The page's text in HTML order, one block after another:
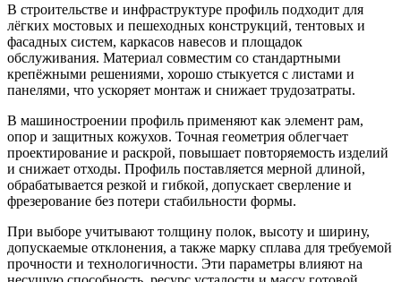
В строительстве и инфраструктуре профиль подходит для
лёгких мостовых и пешеходных конструкций, тентовых и
фасадных систем, каркасов навесов и площадок
обслуживания. Материал совместим со стандартными
крепёжными решениями, хорошо стыкуется с листами и
панелями, что ускоряет монтаж и снижает трудозатраты.
В машиностроении профиль применяют как элемент рам,
опор и защитных кожухов. Точная геометрия облегчает
проектирование и раскрой, повышает повторяемость изделий
и снижает отходы. Профиль поставляется мерной длиной,
обрабатывается резкой и гибкой, допускает сверление и
фрезерование без потери стабильности формы.
При выборе учитывают толщину полок, высоту и ширину,
допускаемые отклонения, а также марку сплава для требуемой
прочности и технологичности. Эти параметры влияют на